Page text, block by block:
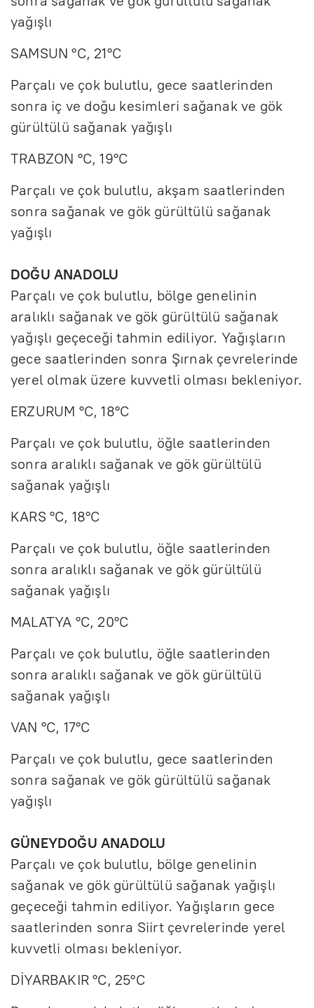
yağışlı
SAMSUN °C, 21°C
Parçalı ve çok bulutlu, gece saatlerinden
sonra iç ve doğu kesimleri sağanak ve gök
gürültülü sağanak yağışlı
TRABZON °C, 19°C
Parçalı ve çok bulutlu, akşam saatlerinden
sonra sağanak ve gök gürültülü sağanak
yağışlı
DOĞU ANADOLU
Parçalı ve çok bulutlu, bölge genelinin
aralıklı sağanak ve gök gürültülü sağanak
yağışlı geçeceği tahmin ediliyor. Yağışların
gece saatlerinden sonra Şırnak çevrelerinde
yerel olmak üzere kuvvetli olması bekleniyor.
ERZURUM °C, 18°C
Parçalı ve çok bulutlu, öğle saatlerinden
sonra aralıklı sağanak ve gök gürültülü
sağanak yağışlı
KARS °C, 18°C
Parçalı ve çok bulutlu, öğle saatlerinden
sonra aralıklı sağanak ve gök gürültülü
sağanak yağışlı
MALATYA °C, 20°C
Parçalı ve çok bulutlu, öğle saatlerinden
sonra aralıklı sağanak ve gök gürültülü
sağanak yağışlı
VAN °C, 17°C
Parçalı ve çok bulutlu, gece saatlerinden
sonra sağanak ve gök gürültülü sağanak
yağışlı
GÜNEYDOĞU ANADOLU
Parçalı ve çok bulutlu, bölge genelinin
sağanak ve gök gürültülü sağanak yağışlı
geçeceği tahmin ediliyor. Yağışların gece
saatlerinden sonra Siirt çevrelerinde yerel
kuvvetli olması bekleniyor.
DİYARBAKIR °C, 25°C